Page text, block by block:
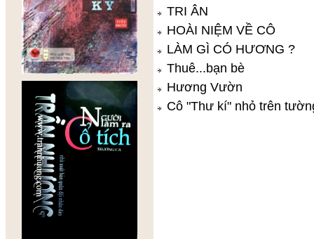
TRI ÂN
HOÀI NIỆM VỀ CÔ
LÀM GÌ CÓ HƯƠNG ?
Thuê...bạn bè
Hương Vườn
Cô "Thư kí" nhỏ trên